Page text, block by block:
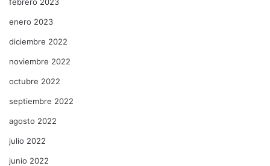
enero 2023
diciembre 2022
noviembre 2022
octubre 2022
septiembre 2022
agosto 2022
julio 2022
junio 2022